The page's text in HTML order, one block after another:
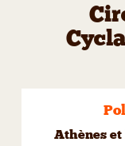
Athènes et